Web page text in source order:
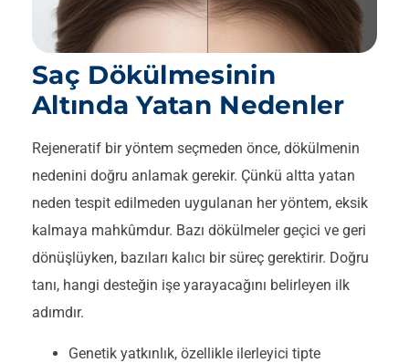
Saç Dökülmesinin
Altında Yatan Nedenler
Rejeneratif bir yöntem seçmeden önce, dökülmenin
nedenini doğru anlamak gerekir. Çünkü altta yatan
neden tespit edilmeden uygulanan her yöntem, eksik
kalmaya mahkûmdur. Bazı dökülmeler geçici ve geri
dönüşlüyken, bazıları kalıcı bir süreç gerektirir. Doğru
tanı, hangi desteğin işe yarayacağını belirleyen ilk
adımdır.
Genetik yatkınlık, özellikle ilerleyici tipte